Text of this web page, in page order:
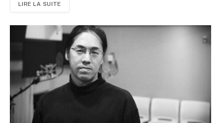
LIRE LA SUITE